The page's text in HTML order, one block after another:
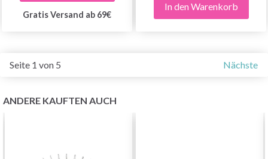
Gratis Versand ab 69€
In den Warenkorb
Seite 1 von 5 Nächste
ANDERE KAUFTEN AUCH